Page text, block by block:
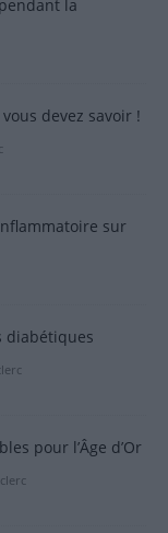
la
devez savoir !
sur
diabétiques
pour l’Âge d’Or